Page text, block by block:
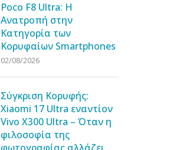
Poco F8 Ultra: Η
Ανατροπή στην
Κατηγορία των
Κορυφαίων Smartphones
02/08/2026
Σύγκριση Κορυφής:
Xiaomi 17 Ultra εναντίον
Vivo X300 Ultra – Όταν η
φιλοσοφία της